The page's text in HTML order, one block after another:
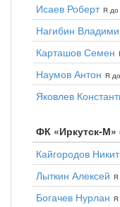
Исаев Роберт R до
Нагибин
Карташов Семен
Наумов Антон R
Яковлев
ФК «Иркутск-М»
Кайгородов
Лыткин Алексей
Богачев Нурлан